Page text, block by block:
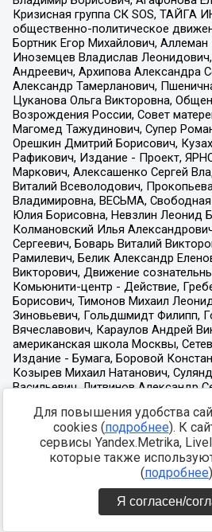
Для повышения удобства
cookies (подробнее). К
сервисы Yandex.Metrika,
которые также
(подробнее
Я согласен/